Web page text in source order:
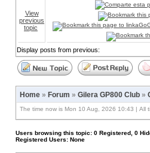
View
previous
topic
Display posts from previous:
Home » Forum » Gilera GP800 Club »
The time now is Mon 10 Aug, 2026 10:43 | All
Users browsing this topic: 0 Registered, 0
Registered Users: None